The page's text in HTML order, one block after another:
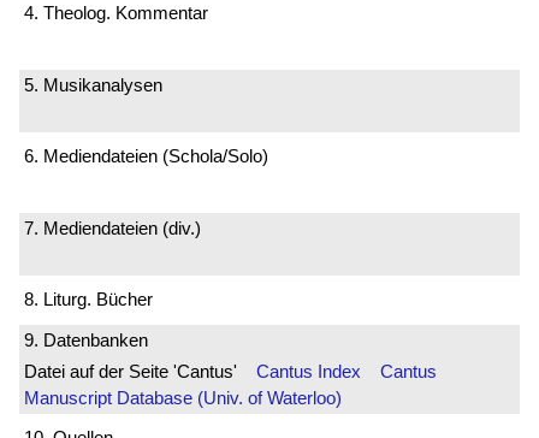
4. Theolog. Kommentar
5. Musikanalysen
6. Mediendateien (Schola/Solo)
7. Mediendateien (div.)
8. Liturg. Bücher
9. Datenbanken
Datei auf der Seite 'Cantus' Cantus Index
Cantus
Manuscript Database (Univ. of Waterloo)